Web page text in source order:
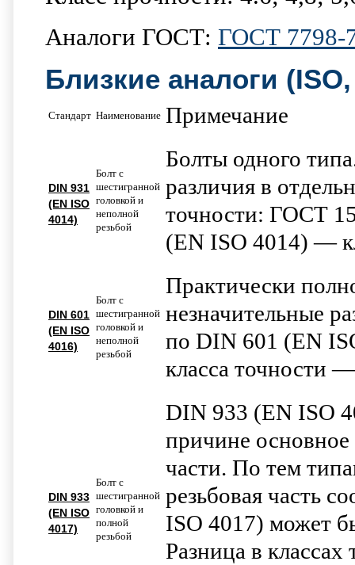
Аналоги ГОСТ: ГОСТ 7798-
Близкие аналоги
Стандарт Наименование Примечание
DIN 931
(EN ISO
4014)
Болт с
шестигранной
головкой и
неполной
резьбой
Болты одного
различия в
точности: ГОСТ
(EN ISO 4014) —
DIN 601
(EN ISO
4016)
Болт с
шестигранной
головкой и
неполной
резьбой
Практически
незначительные
по DIN 601 (EN
класса точности
DIN 933
(EN ISO
4017)
Болт с
шестигранной
головкой и
полной
резьбой
DIN 933 (EN ISO
причине основное
части. По тем
резьбовая часть
ISO 4017) может
Разница в